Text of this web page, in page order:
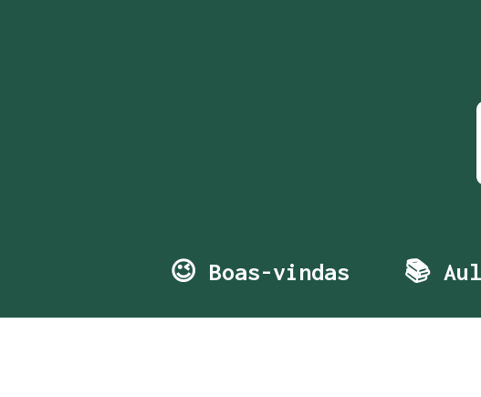
😉 Boas-vindas 📚